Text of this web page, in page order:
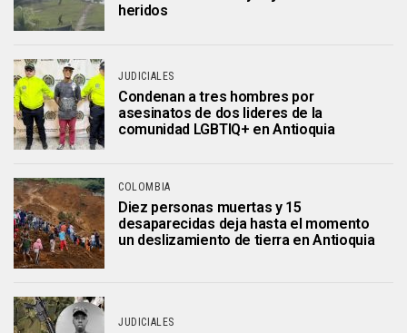
heridos
JUDICIALES
Condenan a tres hombres por
asesinatos de dos lideres de la
comunidad LGBTIQ+ en Antioquia
COLOMBIA
Diez personas muertas y 15
desaparecidas deja hasta el momento
un deslizamiento de tierra en Antioquia
JUDICIALES